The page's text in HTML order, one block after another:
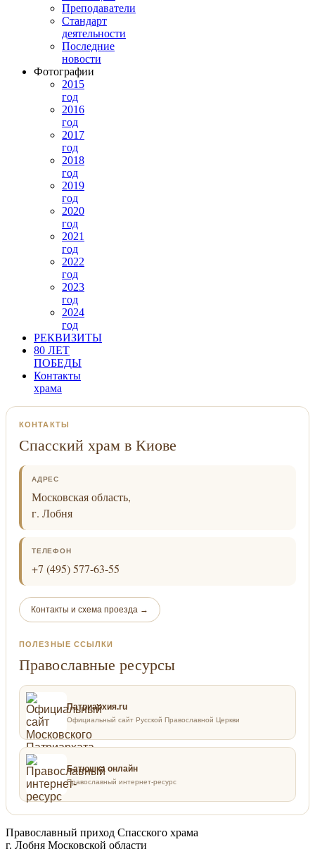
Преподаватели
Стандарт
деятельности
Последние
новости
Фотографии
2015
год
2016
год
2017
год
2018
год
2019
год
2020
год
2021
год
2022
год
2023
год
2024
год
РЕКВИЗИТЫ
80 ЛЕТ
ПОБЕДЫ
Контакты
храма
КОНТАКТЫ
Спасский храм в Киове
АДРЕС
Московская область,
г. Лобня
ТЕЛЕФОН
+7 (495) 577-63-55
Контакты и схема проезда →
ПОЛЕЗНЫЕ ССЫЛКИ
Православные ресурсы
Патриархия.ru
Официальный сайт Русской Православной Церкви
Батюшка онлайн
Православный интернет-ресурс
Православный приход Спасского храма
г. Лобня Московской области